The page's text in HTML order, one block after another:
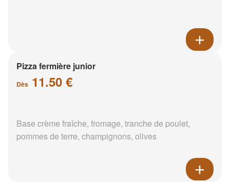
Pizza fermière junior
Dès 11.50 €
Base crème fraîche, fromage, tranche de poulet,
pommes de terre, champignons, olives